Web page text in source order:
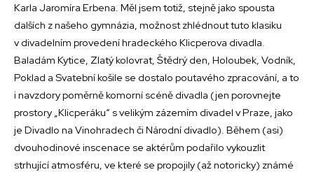
Karla Jaromíra Erbena. Měl jsem totiž, stejně jako spousta
dalších z našeho gymnázia, možnost zhlédnout tuto klasiku
v divadelním provedení hradeckého Klicperova divadla.
Baladám Kytice, Zlatý kolovrat, Štědrý den, Holoubek, Vodník,
Poklad a Svatební košile se dostalo poutavého zpracování, a to
i navzdory poměrně komorní scéně divadla (jen porovnejte
prostory „Klicperáku“ s velikým zázemím divadel v Praze, jako
je Divadlo na Vinohradech či Národní divadlo). Během (asi)
dvouhodinové inscenace se aktérům podařilo vykouzlit
strhující atmosféru, ve které se propojily (až notoricky) známé